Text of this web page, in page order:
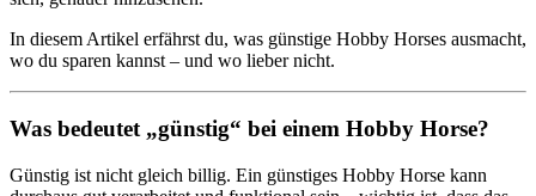
In diesem Artikel erfährst du, was günstige Hobby Horses ausmacht,
wo du sparen kannst – und wo lieber nicht.
Was bedeutet „günstig“ bei einem Hobby Horse?
Günstig ist nicht gleich billig. Ein günstiges Hobby Horse kann